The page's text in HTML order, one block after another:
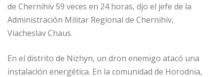
de Chernihiv 59 veces en 24 horas, djo el jefe de la
Administración Militar Regional de Chernihiv,
Viacheslav Chaus.
En el distrito de Nizhyn, un dron enemigo atacó una
instalación energética. En la comunidad de Horodnia,